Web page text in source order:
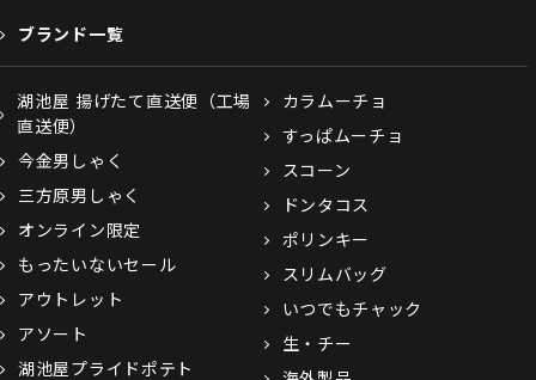
ブランド一覧
湖池屋 揚げたて直送便（工場
直送便）
今金男しゃく
三方原男しゃく
オンライン限定
もったいないセール
アウトレット
アソート
湖池屋プライドポテト
カラムーチョ
すっぱムーチョ
スコーン
ドンタコス
ポリンキー
スリムバッグ
いつでもチャック
生・チー